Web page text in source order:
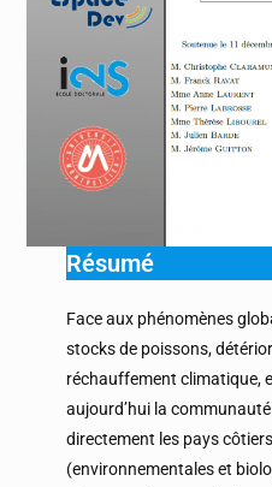
Résumé
Face aux phénomènes
stocks de poissons,
réchauffement climatique,
aujourd’hui la
directement les pays
(environnementales et